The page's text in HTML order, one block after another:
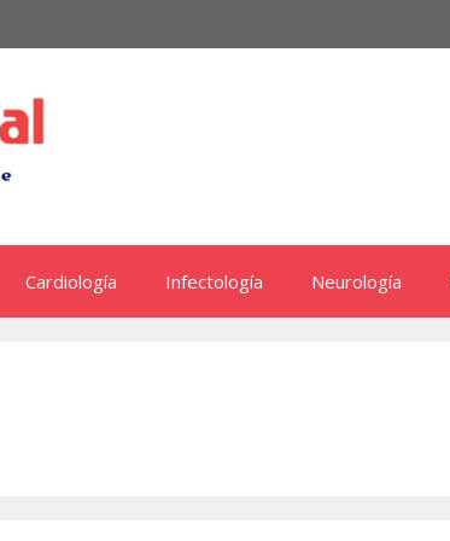
Cardiología Infectología Neurología